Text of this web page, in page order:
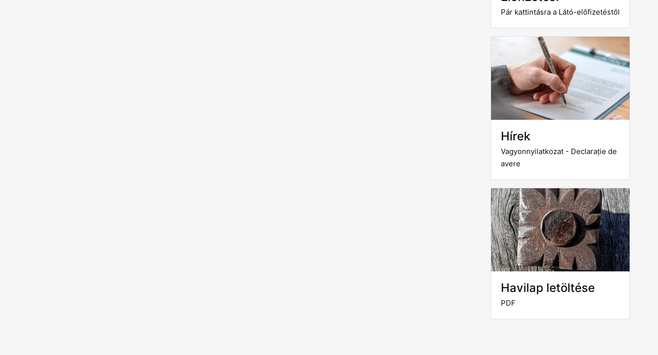
Pár kattintásra a Látó-előfizetéstől
Hírek
Vagyonnyilatkozat - Declarație de
avere
Havilap letöltése
PDF